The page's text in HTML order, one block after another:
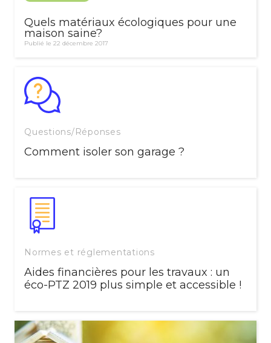
Quels matériaux écologiques pour une
maison saine?
Publié le 22 décembre 2017
Questions/Réponses
Comment isoler son garage ?
Normes et réglementations
Aides financières pour les travaux : un
éco-PTZ 2019 plus simple et accessible !